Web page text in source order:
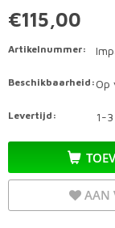
€115,00
Artikelnummer:
Beschikbaarheid: Op
Levertijd: 1-
AAN